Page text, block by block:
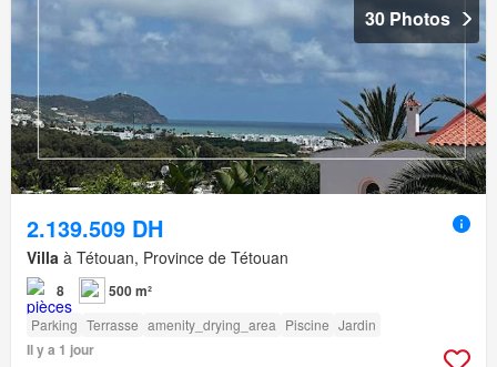
30 Photos
2.139.509 DH
Villa à Tétouan, Province de Tétouan
8 500 m²
Parking Terrasse amenity_drying_area Piscine Jardin
Il y a 1 jour